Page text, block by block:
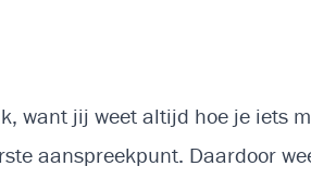
want jij weet altijd hoe je iets
aanspreekpunt. Daardoor